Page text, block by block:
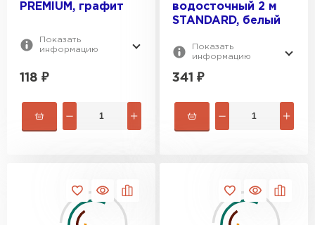
PREMIUM, графит
Показать
информацию
118 ₽
водосточный 2 м
STANDARD, белый
Показать
информацию
341 ₽